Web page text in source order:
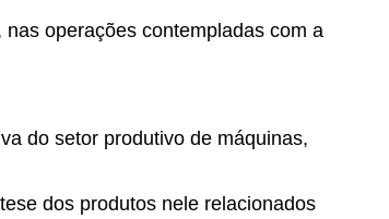
operações contempladas com a
do setor produtivo de máquinas,
dos produtos nele relacionados